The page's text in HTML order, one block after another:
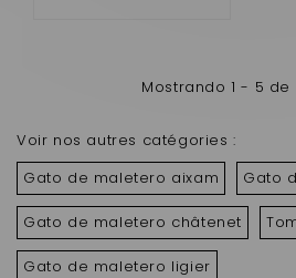
Mostrando 1 - 5 de
Voir nos autres catégories :
Gato de maletero aixam
Gato
Gato de maletero châtenet
Gato de maletero ligier